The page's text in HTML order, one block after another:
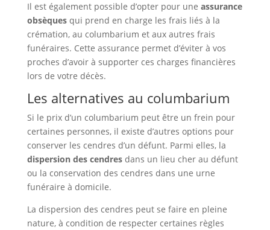
Il est également possible d’opter pour une assurance
obsèquesqui prend en charge les frais liés à la
crémation, au columbarium et aux autres frais
funéraires. Cette assurance permet d’éviter à vos
proches d’avoir à supporter ces charges financières
lors de votre décès.
Les alternatives au columbarium
Si le prix d’un columbarium peut être un frein pour
certaines personnes, il existe d’autres options pour
conserver les cendres d’un défunt. Parmi elles, la
dispersion des cendresdans un lieu cher au défunt
ou la conservation des cendres dans une urne
funéraire à domicile.
La dispersion des cendres peut se faire en pleine
nature, à condition de respecter certaines règles